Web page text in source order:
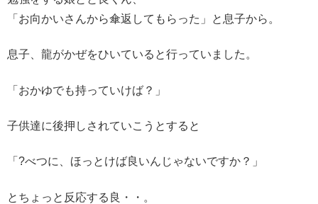
「お向かいさんから傘返してもらった」と息子から。
息子、龍がかぜをひいていると行っていました。
「おかゆでも持っていけば？」
子供達に後押しされていこうとすると
「?べつに、ほっとけば良いんじゃないですか？」
とちょっと反応する良・・。